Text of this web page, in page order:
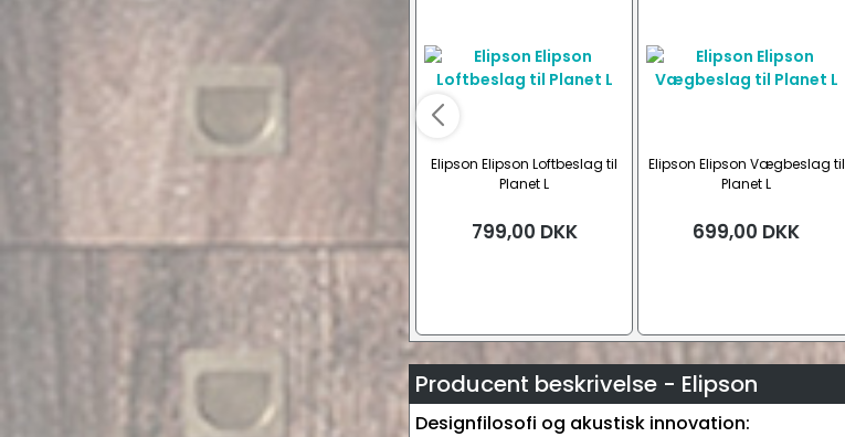
Elipson Elipson Loftbeslag til
Planet L
799,00 DKK
Elipson Elipson Vægbeslag til
Planet L
699,00 DKK
Producent beskrivelse - Elipson
Designfilosofi og akustisk innovation: